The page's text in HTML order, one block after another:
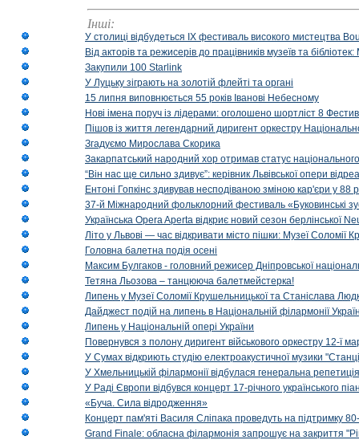
Інші:
У столиці відбудеться IX фестиваль високого мистецтва
Від акторів та режисерів до працівників музеїв та
Закупили 100 Starlink
У Луцьку зіграють на золотій флейті та органі
15 липня виповнюється 55 років Іванові Небесному
Нові імена поруч із лідерами: оголошено шортліст 8
Пішов із життя легендарний диригент оркестру
Згадуємо Мирослава Скорика
Закарпатський народний хор отримав статус національного
“Він нас ще сильно здивує”: керівник Львівської опери
Ентоні Гопкінс здивував несподіваною зміною кар'єри у 88
37-й Міжнародний фольклорний фестиваль «Буковинські
Українська Opera Aperta відкриє новий сезон берлінської
Літо у Львові — час відкривати місто пішки: Музеї Соломії
Головна балетна подія осені
Максим Булгаков - головний режисер Дніпровської
Тетяна Льозова – танцююча балетмейстерка!
Липень у Музеї Соломії Крушельницької та Станіслава
Дайджест подій на липень в Національній філармонії
Липень у Національній опері України
Повернувся з полону диригент військового оркестру 12-ї
У Сумах відкриють студію електроакустичної музики
У Хмельницькій філармонії відбулася генеральна
У Раді Європи відбувся концерт 17-річного українського
«Буча. Сила відродження»
Концерт пам'яті Василя Сліпака проведуть на підтримку
Grand Finale: обласна філармонія запрошує на закриття